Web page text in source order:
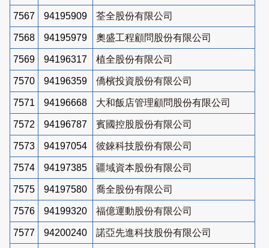
7567 94195909 荃全股份有限公司
7568 94195979 奧盛工程顧問股份有限公司
7569 94196317 植全股份有限公司
7570 94196359 僑檳投資股份有限公司
7571 94196668 大和飯店管理顧問股份有限公司
7572 94196787 賓國控股股份有限公司
7573 94197054 彼錸科技股份有限公司
7574 94197385 疆域資本股份有限公司
7575 94197580 喬全股份有限公司
7576 94199320 福億運動股份有限公司
7577 94200240 諾亞先進科技股份有限公司